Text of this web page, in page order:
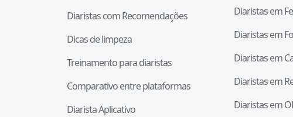
Diaristas com Recomendações
Dicas de limpeza
Treinamento para diaristas
Comparativo entre plataformas
Diarista Aplicativo
Diaristas em
Diaristas em
Diaristas em
Diaristas em
Diaristas em